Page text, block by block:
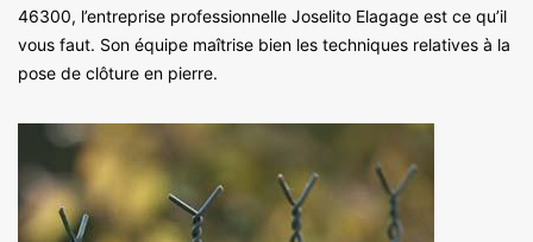
46300, l’entreprise professionnelle Joselito Elagage est ce qu’il
vous faut. Son équipe maîtrise bien les techniques relatives à la
pose de clôture en pierre.